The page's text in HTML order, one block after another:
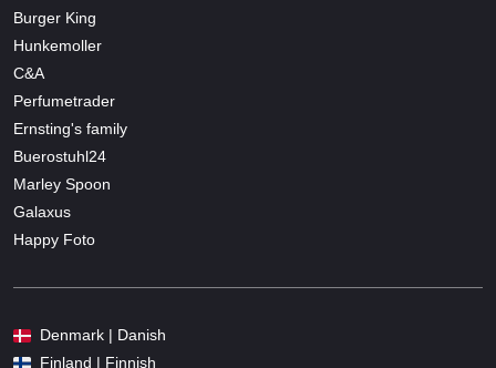
Burger King
Hunkemoller
C&A
Perfumetrader
Ernsting's family
Buerostuhl24
Marley Spoon
Galaxus
Happy Foto
Denmark | Danish
Finland | Finnish